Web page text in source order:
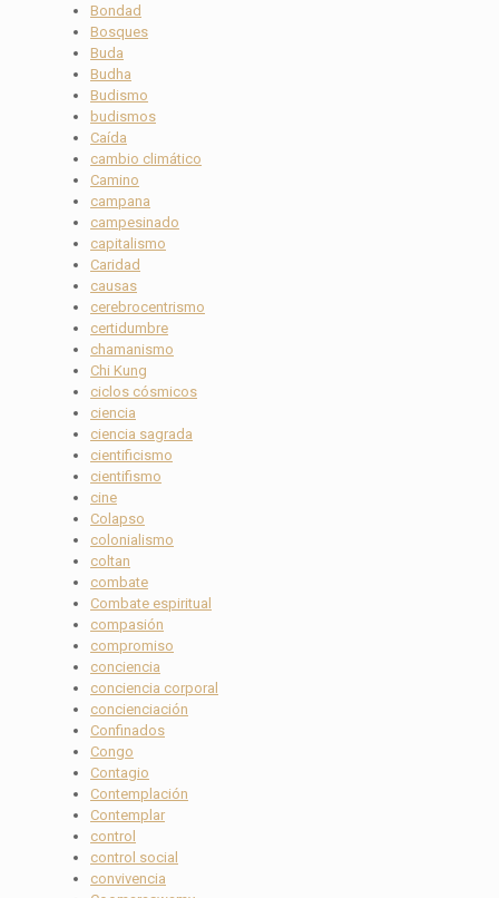
Bondad
Bosques
Buda
Budha
Budismo
budismos
Caída
cambio climático
Camino
campana
campesinado
capitalismo
Caridad
causas
cerebrocentrismo
certidumbre
chamanismo
Chi Kung
ciclos cósmicos
ciencia
ciencia sagrada
cientificismo
cientifismo
cine
Colapso
colonialismo
coltan
combate
Combate espiritual
compasión
compromiso
conciencia
conciencia corporal
concienciación
Confinados
Congo
Contagio
Contemplación
Contemplar
control
control social
convivencia